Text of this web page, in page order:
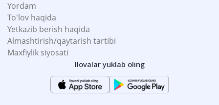
Yordam
To'lov haqida
Yetkazib berish haqida
Almashtirish/qaytarish tartibi
Maxfiylik siyosati
Ilovalar yuklab oling